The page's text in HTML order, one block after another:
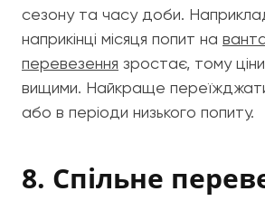
сезону та часу доби.
наприкінці місяця попит на
перевезення зростає, тому
вищими. Найкраще переїжджати
або в періоди низького попиту.
8. Спільне